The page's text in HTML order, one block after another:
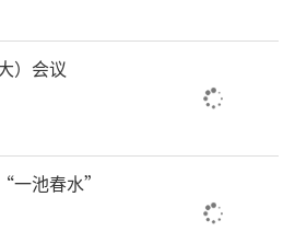
）会议
一池春水”